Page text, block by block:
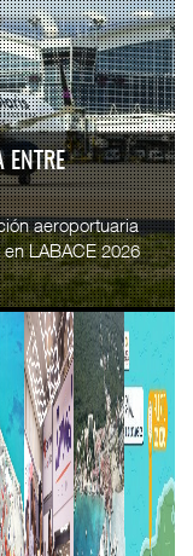
EL
mundial también
en México. Lo que